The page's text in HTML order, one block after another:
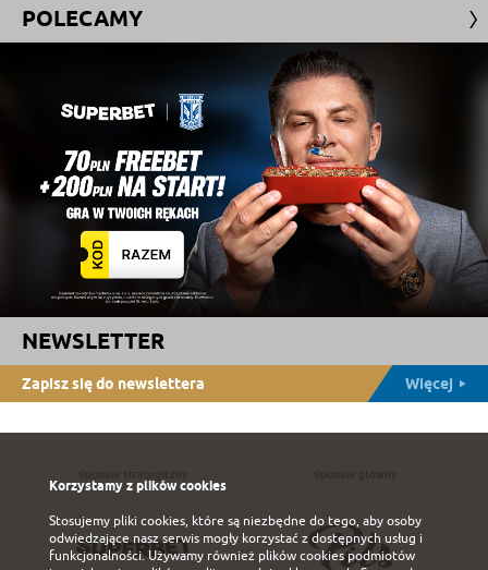
POLECAMY
NEWSLETTER
Zapisz się do newslettera Więcej
Korzystamy z plików cookies
Stosujemy pliki cookies, które są niezbędne do tego, aby osoby
odwiedzające nasz serwis mogły korzystać z dostępnych usług i
funkcjonalności. Używamy również plików cookies podmiotów